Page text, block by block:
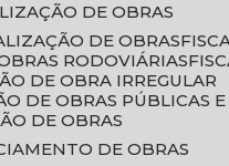
DE OBRAS
DE OBRAS
RODOVIÁRIAS
DE OBRA IRREGULAR
DE OBRAS PÚBLICAS
DE OBRAS
DE OBRAS